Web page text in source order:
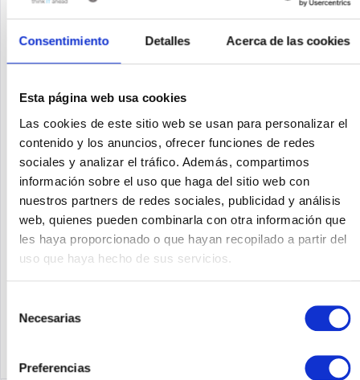
Consentimiento Detalles Acerca de las cookies
Esta página web usa cookies
Las cookies de este sitio web se usan para personalizar el
contenido y los anuncios, ofrecer funciones de redes
sociales y analizar el tráfico. Además, compartimos
información sobre el uso que haga del sitio web con
nuestros partners de redes sociales, publicidad y análisis
web, quienes pueden combinarla con otra información que
les haya proporcionado o que hayan recopilado a partir del
uso que haya hecho de sus servicios.
Necesarias
Preferencias
Estado del artículo
nuevo reacondicionado
Añadir a la cesta de la compra
SOLICITE UN PRECIO
Recordar Solicitud de oferta de articulo
Fabricante No: B7E28A